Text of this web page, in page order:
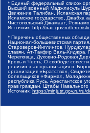
* Единый федеральный список
Высший военный Маджлисуль
Движение Талибан, Исламская
Исламское государство,
Чистопольский Джамаат,
Источник: http://nac.gov.ru/
* Перечень общественных
Национал-большевистская
Староверов-Инглингов,
славян, Ат-Такфир Валь-Хиджра,
Череповца, Духовно-Родовая
Кровь и Честь, О свободе
религиозная организация п.
организация «Братство»,
болельщиков «Фирма»,
республика Русь, Арестантское
прав граждан, Штабы Навального
Источник: https://minjust.gov.ru/ru/